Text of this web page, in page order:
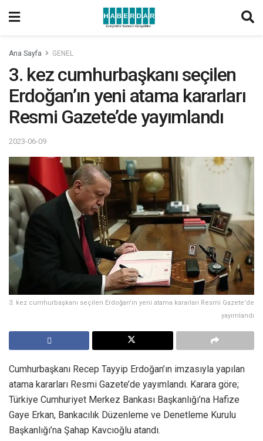
Ana Sayfa GENEL
3. kez cumhurbaşkanı seçilen
Erdoğan’ın yeni atama kararları
Resmi Gazete’de yayımlandı
2023-06-09
3. kez cumhurbaşkanı seçilen Erdoğan'ın yeni atama kararları Resmi Gazete'de
yayımlandı
Cumhurbaşkanı Recep Tayyip Erdoğan’ın imzasıyla yapılan
atama kararları Resmi Gazete’de yayımlandı. Karara göre;
Türkiye Cumhuriyet Merkez Bankası Başkanlığı’na Hafize
Gaye Erkan, Bankacılık Düzenleme ve Denetleme Kurulu
Başkanlığı’na Şahap Kavcıoğlu atandı.